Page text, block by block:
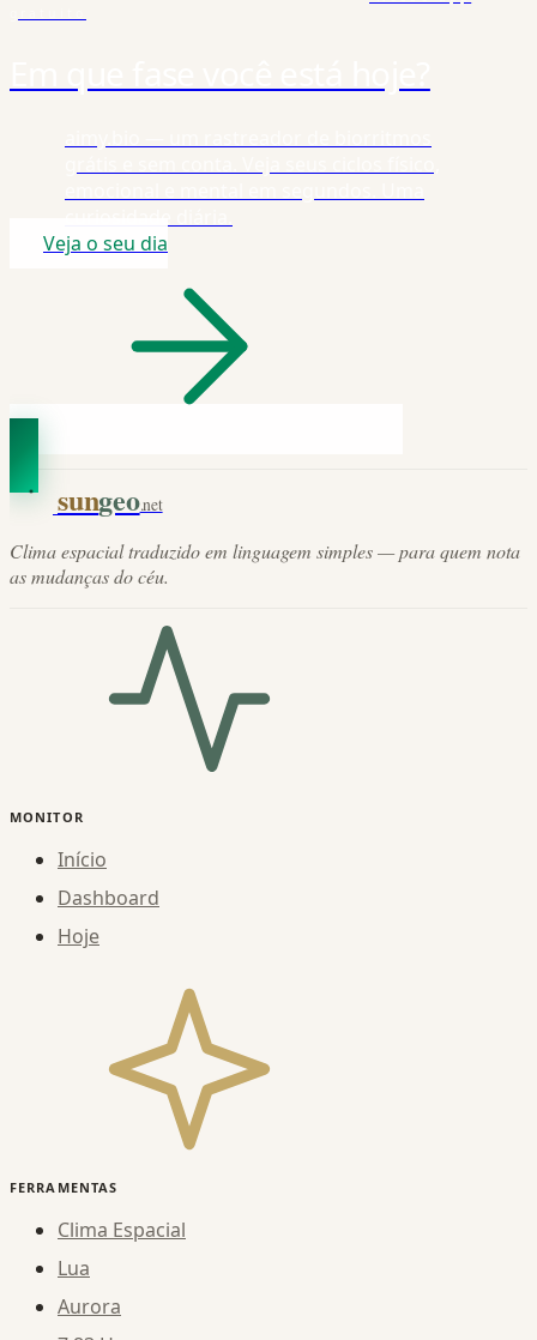
Veja o seu dia
sungeo.net
Clima espacial traduzido em linguagem simples — para quem nota
as mudanças do céu.
MONITOR
Início
Dashboard
Hoje
FERRAMENTAS
Clima Espacial
Lua
Aurora